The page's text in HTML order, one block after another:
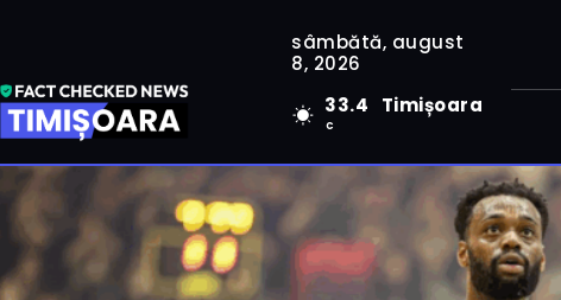
sâmbătă, august
8, 2026
33.4
C
Timișoara